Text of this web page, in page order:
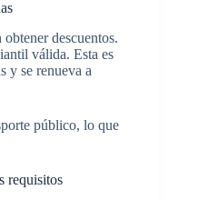
descuentos.
válida. Esta es
y se renueva a
público, lo que
requisitos